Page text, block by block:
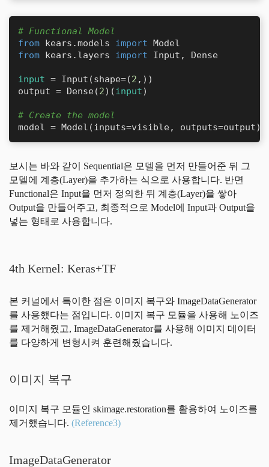
# Functional Model
from kears.models import
from kears.layers import Input, Dense
input = Input(shape=(2 ,))
output = Dense(2)(input)
# Create the model
model = Model(inputs=visible, outputs=output)
보시는 바와 같이 Sequential은 모델을 먼저 만들어준 뒤 그
모델에 계층(Layer)을 추가하는 식으로 사용합니다. 반면
Functional은 Input을 먼저 정의한 뒤 계층(Layer)을 쌓아
Output을 만들어주고, 최종적으로 Model에 Input과 Output을
넣는 형태로 사용합니다.
4th Kernel: Keras+TF
본 커널에서 특이한 점은 이미지 복구와 ImageDataGenerator
를 사용했다는 점입니다. 이미지 복구 모듈을 사용해 노이즈
를 제거해줬고, ImageDataGenerator를 사용해 이미지 데이터
를 다양하게 변형시켜 훈련해줬습니다.
이미지 복구
이미지 복구 모듈인 skimage.restoration를 활용하여 노이즈를
제거했습니다. (Reference3)
ImageDataGenerator